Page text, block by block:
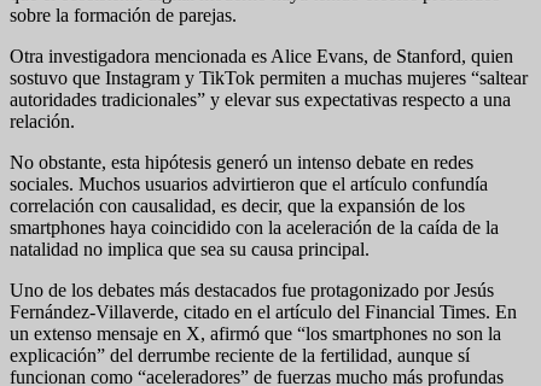
sobre la formación de parejas.
Otra investigadora mencionada es Alice Evans, de Stanford, quien
sostuvo que Instagram y TikTok permiten a muchas mujeres “saltear
autoridades tradicionales” y elevar sus expectativas respecto a una
relación.
No obstante, esta hipótesis generó un intenso debate en redes
sociales. Muchos usuarios advirtieron que el artículo confundía
correlación con causalidad, es decir, que la expansión de los
smartphones haya coincidido con la aceleración de la caída de la
natalidad no implica que sea su causa principal.
Uno de los debates más destacados fue protagonizado por Jesús
Fernández-Villaverde, citado en el artículo del Financial Times. En
un extenso mensaje en X, afirmó que “los smartphones no son la
explicación” del derrumbe reciente de la fertilidad, aunque sí
funcionan como “aceleradores” de fuerzas mucho más profundas